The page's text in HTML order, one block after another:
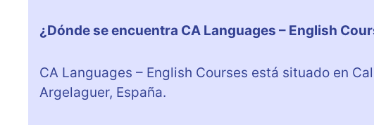
¿Dónde se encuentra CA Languages – English
CA Languages – English Courses está situado en
Argelaguer, España.